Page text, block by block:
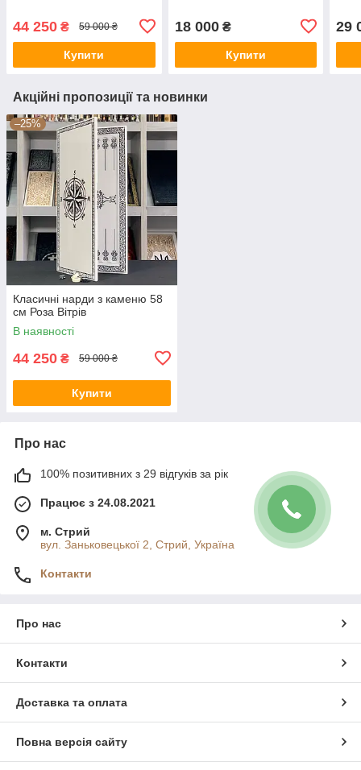
44 250 ₴ 59 000 ₴
Купити
18 000₴
Купити
29
Акційні пропозиції та новинки
–25%
Класичні нарди з каменю 58
см Роза Вітрів
В наявності
44 250 ₴ 59 000 ₴
Купити
Про нас
100% позитивних з 29 відгуків за рік
Працює з 24.08.2021
м. Стрий
вул. Заньковецької 2, Стрий, Україна
Контакти
Про нас
Контакти
Доставка та оплата
Повна версія сайту